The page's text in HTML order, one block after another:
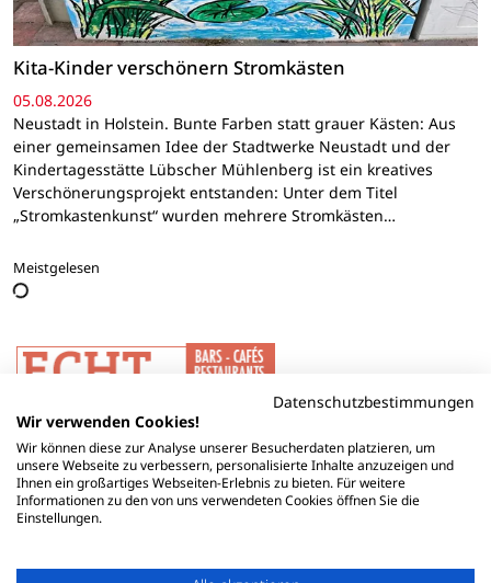
Kita-Kinder verschönern Stromkästen
05.08.2026
Neustadt in Holstein. Bunte Farben statt grauer Kästen: Aus
einer gemeinsamen Idee der Stadtwerke Neustadt und der
Kindertagesstätte Lübscher Mühlenberg ist ein kreatives
Verschönerungsprojekt entstanden: Unter dem Titel
„Stromkastenkunst“ wurden mehrere Stromkästen…
Meistgelesen
Datenschutzbestimmungen
Wir verwenden Cookies!
Wir können diese zur Analyse unserer Besucherdaten platzieren, um
unsere Webseite zu verbessern, personalisierte Inhalte anzuzeigen und
Ihnen ein großartiges Webseiten-Erlebnis zu bieten. Für weitere
Informationen zu den von uns verwendeten Cookies öffnen Sie die
Einstellungen.